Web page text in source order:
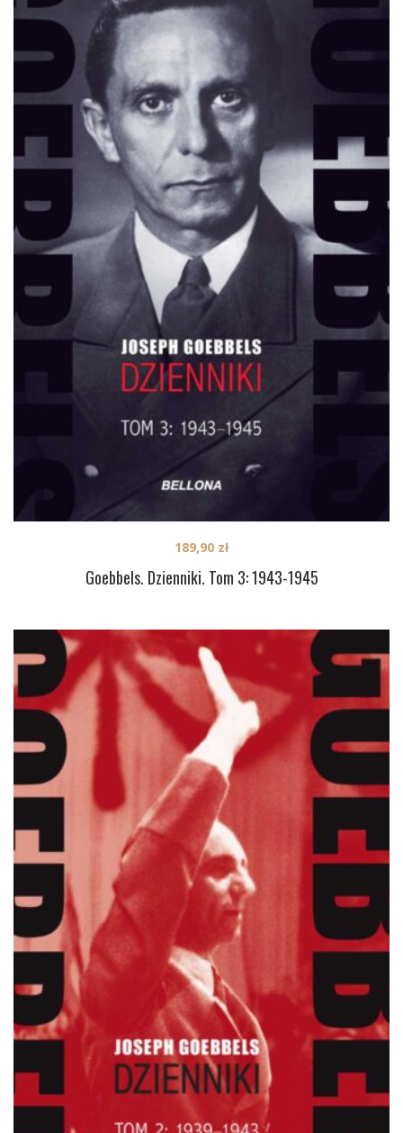
Goebbels. Dzienniki. Tom 3: 1943-1945
189,90 zł